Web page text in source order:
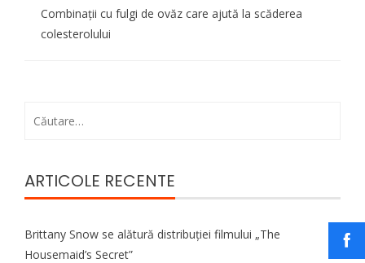
Combinații cu fulgi de ovăz care ajută la scăderea
colesterolului
ARTICOLE RECENTE
Brittany Snow se alătură distribuției filmului „The
Housemaid’s Secret”